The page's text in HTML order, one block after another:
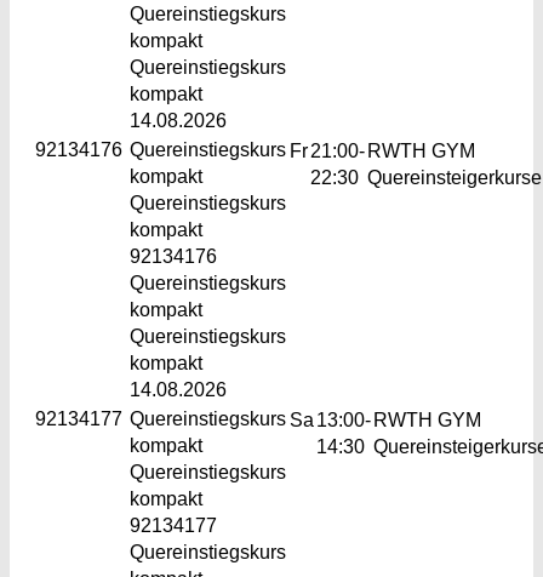
Quereinstiegskurs
kompakt
Quereinstiegskurs
kompakt
14.08.2026
92134176 Quereinstiegskurs
kompakt
Quereinstiegskurs
kompakt
92134176
Quereinstiegskurs
kompakt
Quereinstiegskurs
kompakt
14.08.2026
Fr21:00-
22:30
RWTH GYM
Quereinsteigerkurse
92134177 Quereinstiegskurs
kompakt
Quereinstiegskurs
kompakt
92134177
Quereinstiegskurs
Sa 13:00-
14:30
RWTH GYM